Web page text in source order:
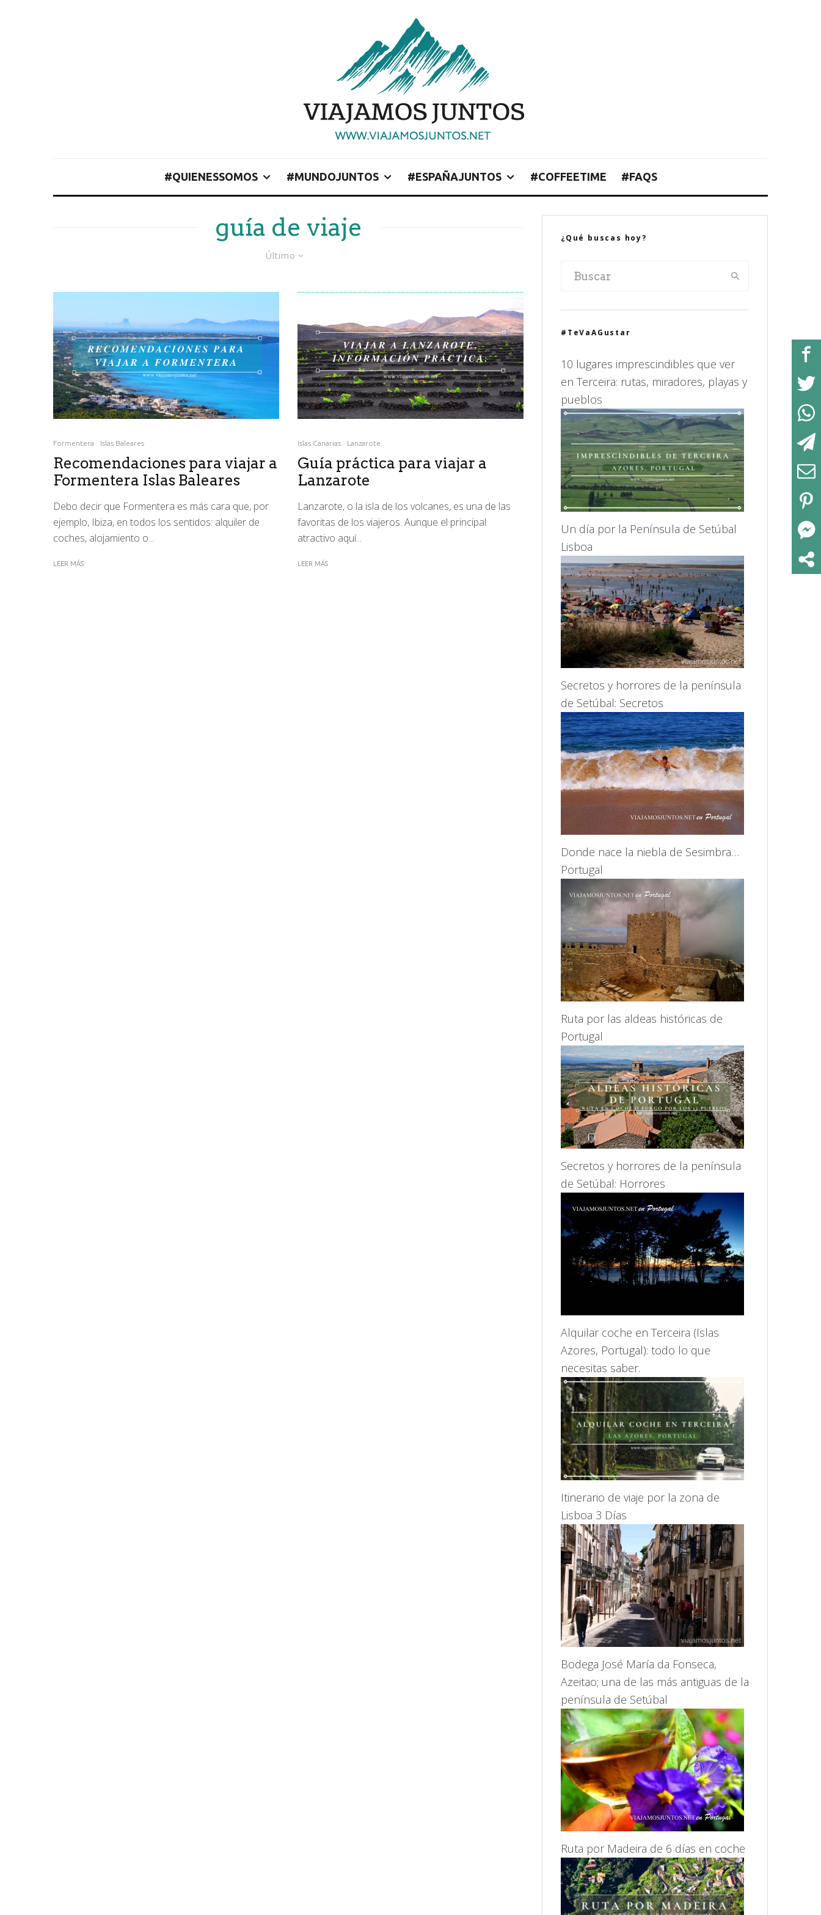
#QUIENESSOMOS #MUNDOJUNTOS #ESPAÑAJUNTOS #COFFEETIME #FAQS
guía de viaje
Último
Formentera Islas Baleares
Recomendaciones para viajar a
Formentera Islas Baleares
Debo decir que Formentera es más cara que, por
ejemplo, Ibiza, en todos los sentidos: alquiler de
coches, alojamiento o...
LEER MÁS
Islas Canarias Lanzarote
Guía práctica para viajar a
Lanzarote
Lanzarote, o la isla de los volcanes, es una de las
favoritas de los viajeros. Aunque el principal
atractivo aquí...
LEER MÁS
¿Qué buscas hoy?
#TeVaAGustar
10 lugares imprescindibles que ver
en Terceira: rutas, miradores, playas y
pueblos
Un día por la Península de Setúbal
Lisboa
Secretos y horrores de la península
de Setúbal: Secretos
Donde nace la niebla de Sesimbra…
Portugal
Ruta por las aldeas históricas de
Portugal
Secretos y horrores de la península
de Setúbal: Horrores
Alquilar coche en Terceira (Islas
Azores, Portugal): todo lo que
necesitas saber.
Itinerario de viaje por la zona de
Lisboa 3 Días
Bodega José María da Fonseca,
Azeitao; una de las más antiguas de la
península de Setúbal
Ruta por Madeira de 6 días en coche